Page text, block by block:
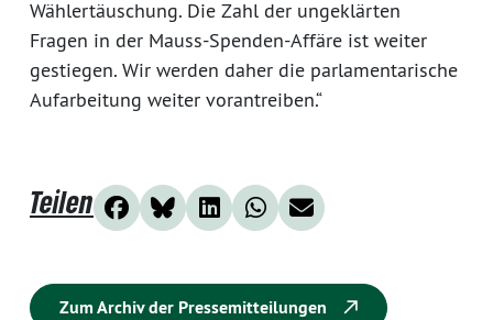
Wählertäuschung. Die Zahl der ungeklärten
Fragen in der Mauss-Spenden-Affäre ist weiter
gestiegen. Wir werden daher die parlamentarische
Aufarbeitung weiter vorantreiben.“
Teilen
Zum Archiv der Pressemitteilungen